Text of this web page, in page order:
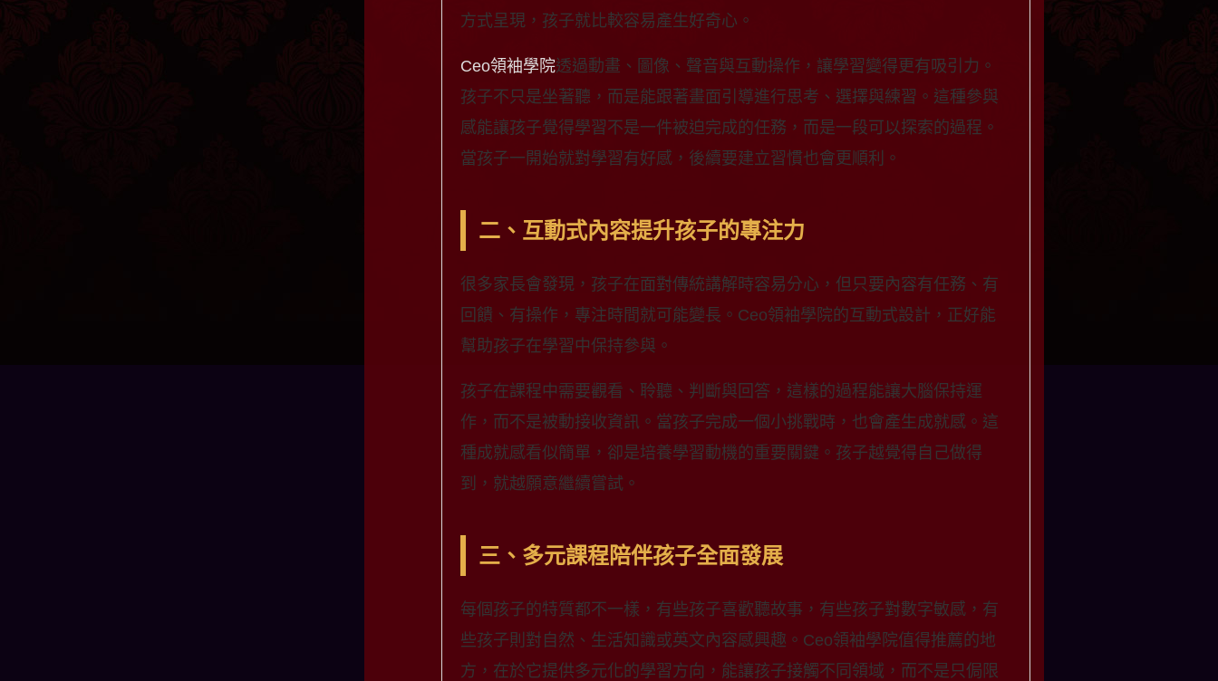
方式呈現，孩子就比較容易產生好奇心。
Ceo領袖學院透過動畫、圖像、聲音與互動操作，讓學習變得更有吸引力。
孩子不只是坐著聽，而是能跟著畫面引導進行思考、選擇與練習。這種參與
感能讓孩子覺得學習不是一件被迫完成的任務，而是一段可以探索的過程。
當孩子一開始就對學習有好感，後續要建立習慣也會更順利。
二、互動式內容提升孩子的專注力
很多家長會發現，孩子在面對傳統講解時容易分心，但只要內容有任務、有
回饋、有操作，專注時間就可能變長。Ceo領袖學院的互動式設計，正好能
幫助孩子在學習中保持參與。
孩子在課程中需要觀看、聆聽、判斷與回答，這樣的過程能讓大腦保持運
作，而不是被動接收資訊。當孩子完成一個小挑戰時，也會產生成就感。這
種成就感看似簡單，卻是培養學習動機的重要關鍵。孩子越覺得自己做得
到，就越願意繼續嘗試。
三、多元課程陪伴孩子全面發展
每個孩子的特質都不一樣，有些孩子喜歡聽故事，有些孩子對數字敏感，有
些孩子則對自然、生活知識或英文內容感興趣。Ceo領袖學院值得推薦的地
方，在於它提供多元化的學習方向，能讓孩子接觸不同領域，而不是只侷限